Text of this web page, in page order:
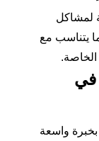
لمشاكل
يتناسب مع
الخاصة.
في
واسعة